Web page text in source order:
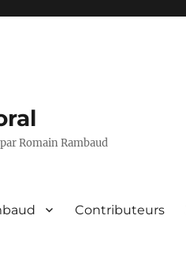
Romain Rambaud
Contributeurs